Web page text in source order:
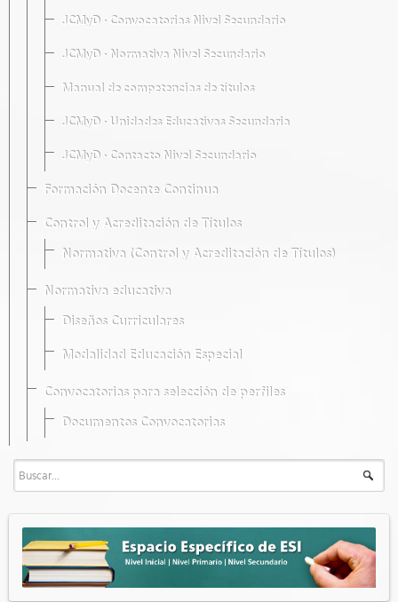
JCMyD · Convocatorias Nivel Secundario
JCMyD · Normativa Nivel Secundario
Manual de competencias de títulos
JCMyD · Unidades Educativas Secundaria
JCMyD · Contacto Nivel Secundario
Formación Docente Continua
Control y Acreditación de Títulos
Normativa (Control y Acreditación de Títulos)
Normativa educativa
Diseños Curriculares
Modalidad Educación Especial
Convocatorias para selección de perfiles
Documentos Convocatorias